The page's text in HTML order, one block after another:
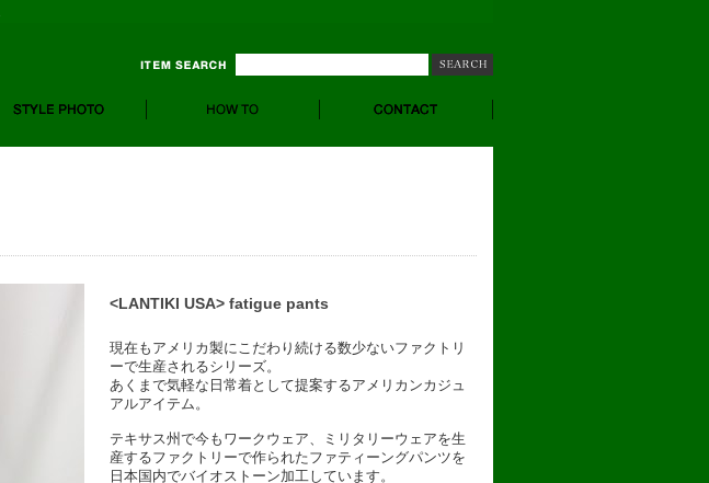
<LANTIKI USA> fatigue pants
現在もアメリカ製にこだわり続ける数少ないファクトリ
ーで生産されるシリーズ。
あくまで気軽な日常着として提案するアメリカンカジュ
アルアイテム。
テキサス州で今もワークウェア、ミリタリーウェアを生
産するファクトリーで作られたファティーングパンツを
日本国内でバイオストーン加工しています。